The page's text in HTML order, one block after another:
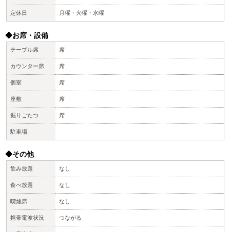
定休日 月曜・火曜・水曜
◆お席・設備
テーブル席 席
カウンター席 席
個室 席
座敷 席
掘りごたつ 席
駐車場
◆その他
飲み放題 なし
食べ放題 なし
喫煙席 なし
携帯電波状況 つながる